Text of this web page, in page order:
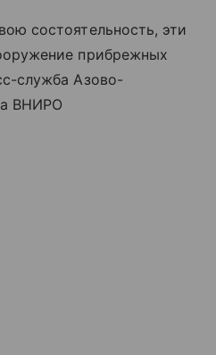
состоятельность, эти
прибрежных
служба Азово-
ВНИРО